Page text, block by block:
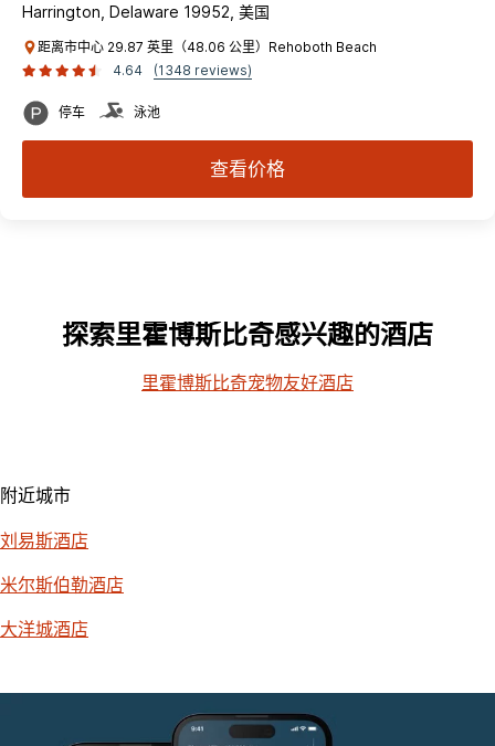
Harrington, Delaware 19952, 美国
距离市中心 29.87 英里（48.06 公里）Rehoboth Beach
4.64
(1348 reviews)
停车 泳池
查看价格
探索里霍博斯比奇感兴趣的酒店
里霍博斯比奇宠物友好酒店
附近城市
刘易斯酒店
米尔斯伯勒酒店
大洋城酒店